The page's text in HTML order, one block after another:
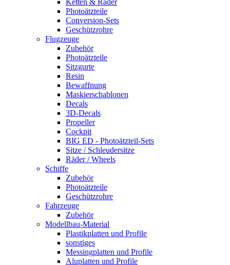
Ketten & Räder
Photoätzteile
Conversion-Sets
Geschützrohre
Flugzeuge
Zubehör
Photoätzteile
Sitzgurte
Resin
Bewaffnung
Maskierschablonen
Decals
3D-Decals
Propeller
Cockpit
BIG ED - Photoätzteil-Sets
Sitze / Schleudersitze
Räder / Wheels
Schiffe
Zubehör
Photoätzteile
Geschützrohre
Fahrzeuge
Zubehör
Modellbau-Material
Plastikplatten und Profile
sonstiges
Messingplatten und Profile
Aluplatten und Profile